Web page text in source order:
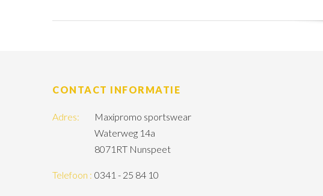
CONTACT INFORMATIE
Adres:
Maxipromo sportswear
Waterweg 14a
8071RT Nunspeet
Telefoon : 0341 - 25 84 10